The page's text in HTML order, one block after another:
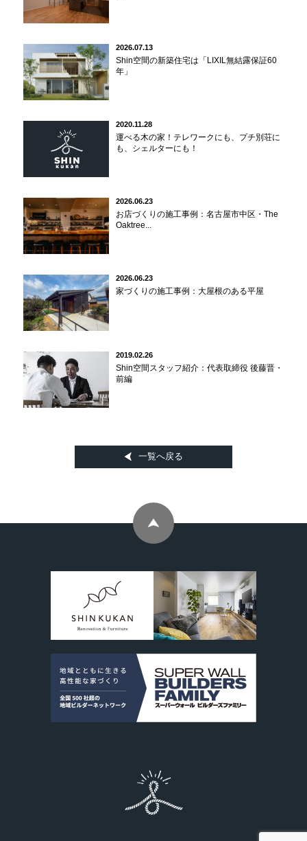
2026.07.13
Shin空間の新築住宅は「LIXIL無結露保証60
年」
2020.11.28
運べる木の家！テレワークにも、プチ別荘に
も、シェルターにも！
2026.06.23
お店づくりの施工事例：名古屋市中区・The
Oaktree...
2026.06.23
家づくりの施工事例：大屋根のある平屋
2019.02.26
Shin空間スタッフ紹介：代表取締役 後藤晋・
前編
一覧へ戻る